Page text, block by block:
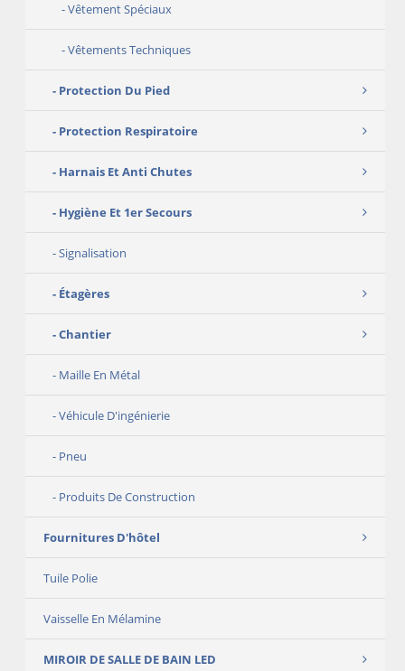
Vêtement Spéciaux
Vêtements Techniques
Protection Du Pied
Protection Respiratoire
Harnais Et Anti Chutes
Hygiène Et 1er Secours
Signalisation
Étagères
Chantier
Maille En Métal
Véhicule D'ingénierie
Pneu
Produits De Construction
Fournitures D'hôtel
Tuile Polie
Vaisselle En Mélamine
MIROIR DE SALLE DE BAIN LED